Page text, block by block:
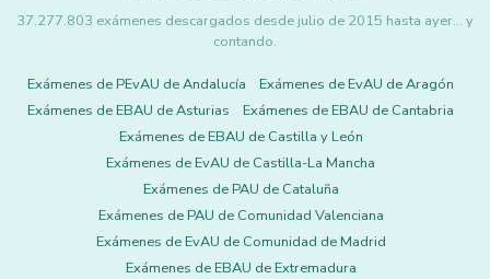
37.277.803 exámenes descargados desde julio de 2015 hasta ayer... y
contando.
Exámenes de PEvAU de Andalucía
Exámenes de EvAU de Aragón
Exámenes de EBAU de Asturias
Exámenes de EBAU de Cantabria
Exámenes de EBAU de Castilla y León
Exámenes de EvAU de Castilla-La Mancha
Exámenes de PAU de Cataluña
Exámenes de PAU de Comunidad Valenciana
Exámenes de EvAU de Comunidad de Madrid
Exámenes de EBAU de Extremadura